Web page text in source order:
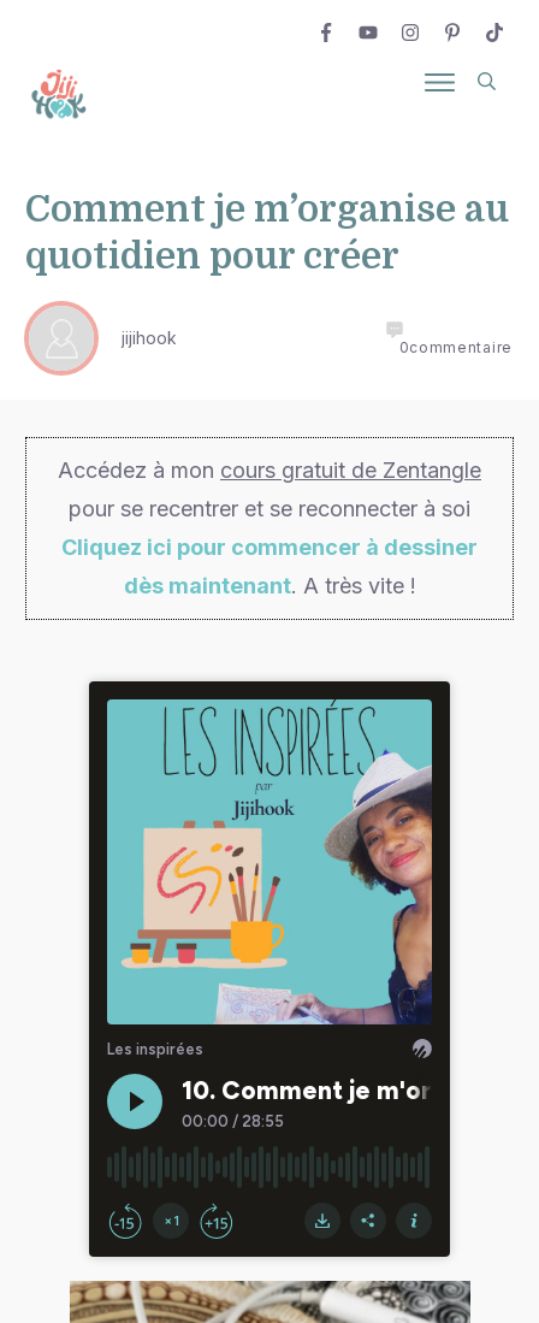
Comment je m’organise au
quotidien pour créer
jijihook 0commentaire
Accédez à mon cours gratuit de Zentangle
pour se recentrer et se reconnecter à soi
Cliquez ici pour commencer à dessiner
dès maintenant. A très vite !